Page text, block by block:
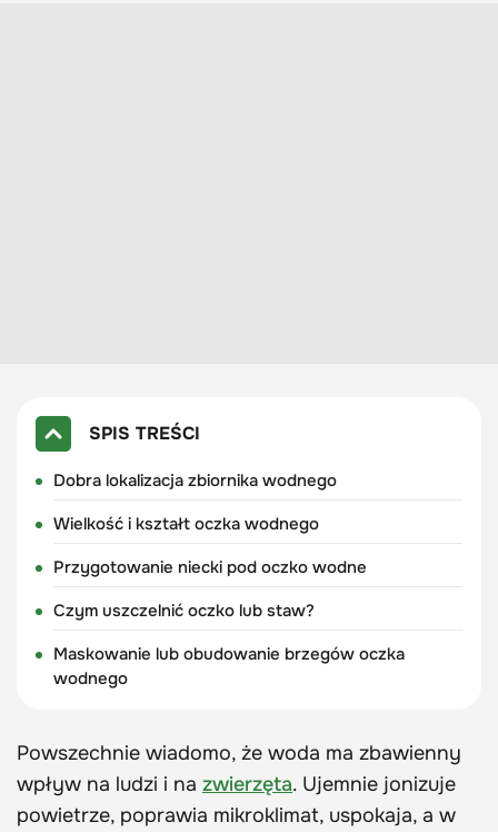
SPIS TREŚCI
Dobra lokalizacja zbiornika wodnego
Wielkość i kształt oczka wodnego
Przygotowanie niecki pod oczko wodne
Czym uszczelnić oczko lub staw?
Maskowanie lub obudowanie brzegów oczka
wodnego
Powszechnie wiadomo, że woda ma zbawienny
wpływ na ludzi i na zwierzęta. Ujemnie jonizuje
powietrze, poprawia mikroklimat, uspokaja, a w